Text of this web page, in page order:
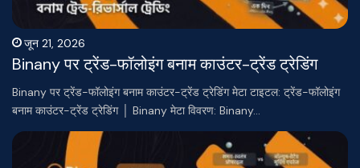
जून 21, 2026
Binany पर ट्रेंड-फॉलोइंग बनाम काउंटर-ट्रेंड ट्रेडिंग
Binany पर ट्रेंड-फॉलोइंग बनाम काउंटर-ट्रेंड ट्रेडिंग मेटा टाइटल: ट्रेंड-फॉलोइंग
बनाम काउंटर-ट्रेंड ट्रेडिंग │ Binany मेटा विवरण: Binany…